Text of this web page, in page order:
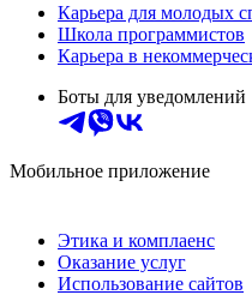
Карьера для молодых
Школа программистов
Карьера в
Боты для уведомлений
Мобильное приложение
Этика и комплаенс
Оказание услуг
Использование сайтов